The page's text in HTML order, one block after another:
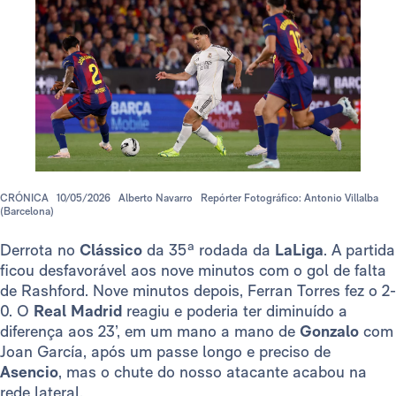
CRÓNICA 10/05/2026 Alberto Navarro
Repórter Fotográfico: Antonio Villalba
(Barcelona)
Derrota no Clássico da 35ª rodada da LaLiga. A partida
ficou desfavorável aos nove minutos com o gol de falta
de Rashford. Nove minutos depois, Ferran Torres fez o 2-
0. O Real Madrid reagiu e poderia ter diminuído a
diferença aos 23’, em um mano a mano de Gonzalo com
Joan García, após um passe longo e preciso de
Asencio, mas o chute do nosso atacante acabou na
rede lateral.